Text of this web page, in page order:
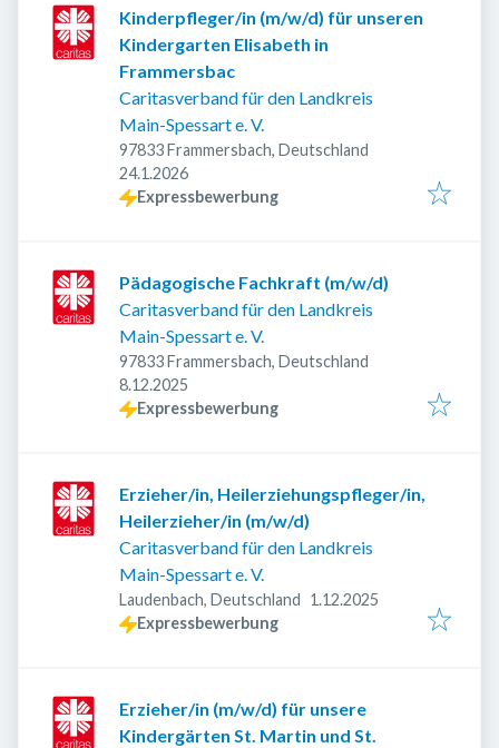
Kinderpfleger/in (m/w/d) für unseren
Kindergarten Elisabeth in
Frammersbac
Caritasverband für den Landkreis
Main-Spessart e. V.
97833 Frammersbach, Deutschland
Veröffentlicht
24.1.2026
Expressbewerbung
Pädagogische Fachkraft (m/w/d)
Caritasverband für den Landkreis
Main-Spessart e. V.
97833 Frammersbach, Deutschland
Veröffentlicht
8.12.2025
Expressbewerbung
Erzieher/in, Heilerziehungspfleger/in,
Heilerzieher/in (m/w/d)
Caritasverband für den Landkreis
Main-Spessart e. V.
Laudenbach, Deutschland Veröffentlicht
1.12.2025
Expressbewerbung
Erzieher/in (m/w/d) für unsere
Kindergärten St. Martin und St.